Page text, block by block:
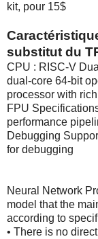
kit, pour 15$
substitut du
CPU : RISC-V
dual-core 64-bit
processor with
FPU
performance
Debugging
for debugging
Neural Network
model that the
according to
• There is no